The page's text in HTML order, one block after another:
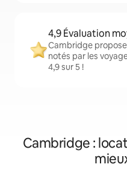
4,9 Évaluation
Cambridge
notés par les
4,9 sur 5 !
Cambridge :